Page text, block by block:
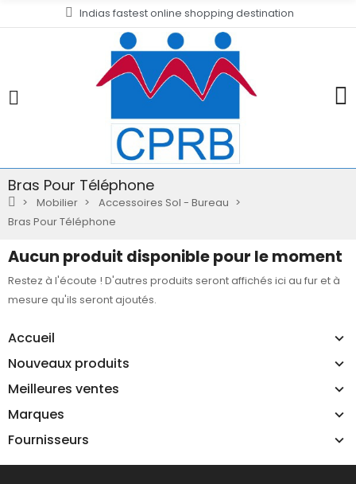
Indias fastest online shopping destination
Bras Pour Téléphone
Mobilier
Accessoires Sol - Bureau
Bras Pour Téléphone
Accueil
Nouveaux produits
Meilleures ventes
Marques
Fournisseurs
Aucun produit disponible pour le moment
Restez à l'écoute ! D'autres produits seront affichés ici au fur et à
mesure qu'ils seront ajoutés.